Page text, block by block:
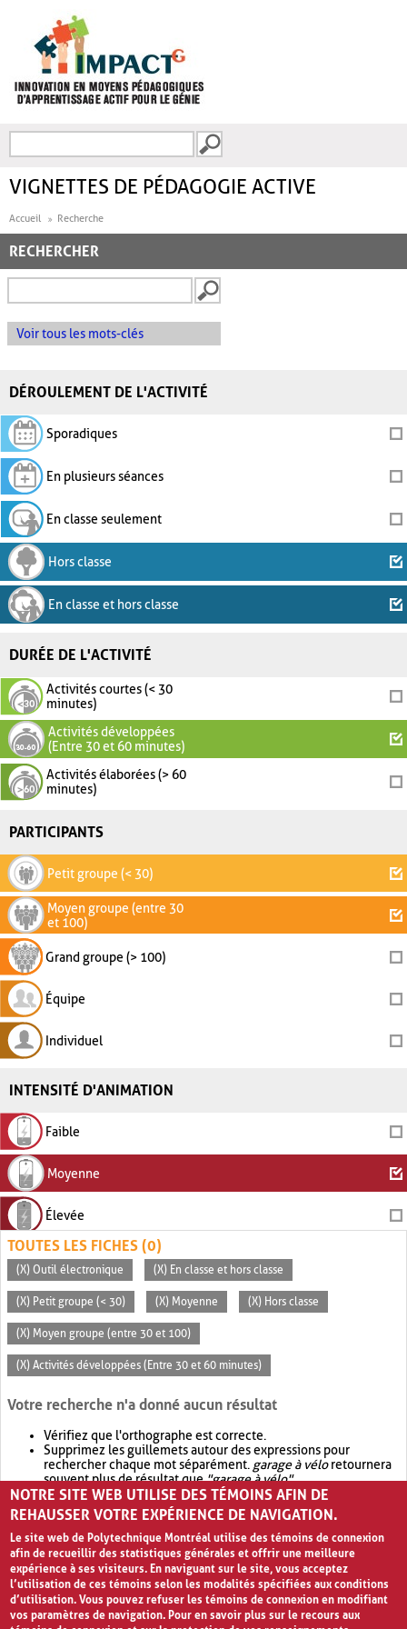
FORMULAIRE DE
VIGNETTES DE PÉDAGOGIE ACTIVE
Accueil Recherche
RECHERCHER
Voir tous les mots-clés
DÉROULEMENT DE L'ACTIVITÉ
Sporadiques
En plusieurs séances
En classe seulement
Hors classe
En classe et hors classe
DURÉE DE L'ACTIVITÉ
Activités courtes (< 30
minutes)
Activités développées
(Entre 30 et 60 minutes)
Activités élaborées (> 60
minutes)
PARTICIPANTS
Petit groupe (< 30)
Moyen groupe (entre 30
et 100)
Grand groupe (> 100)
Équipe
Individuel
INTENSITÉ D'ANIMATION
Faible
Moyenne
Élevée
TOUTES LES FICHES (0)
(X) Outil électronique (X) En classe et hors classe
(X) Petit groupe (< 30) (X) Moyenne (X) Hors classe
(X) Moyen groupe (entre 30 et 100)
(X) Activités développées (Entre 30 et 60 minutes)
Votre recherche n'a donné aucun résultat
Vérifiez que l'orthographe est correcte.
Supprimez les guillemets autour des expressions pour
rechercher chaque mot séparément. garage à véloretournera
souvent plus de résultat que"garage à vélo".
Envisagez d'élargir votre recherche avec OR.garage OR vélo
retournera souvent plus de résultat quegarage à vélo
NOTRE SITE WEB UTILISE DES TÉMOINS AFIN DE
REHAUSSER VOTRE EXPÉRIENCE DE NAVIGATION.
Le site web de Polytechnique Montréal utilise des témoins de connexion
afin de recueillir des statistiques générales et offrir une meilleure
expérience à ses visiteurs. En naviguant sur le site, vous acceptez
l’utilisation de ces témoins selon les modalités spécifiées aux conditions
d’utilisation. Vous pouvez refuser les témoins de connexion en modifiant
vos paramètres de navigation. Pour en savoir plus sur le recours aux